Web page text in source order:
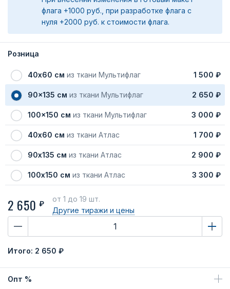
флага +1000 руб., при разработке флага с
нуля +2000 руб. к стоимости флага.
Розница
40х60 см из ткани Мультифлаг 1 500 ₽
90x135 см из ткани Мультифлаг 2 650 ₽
100x150 см из ткани Мультифлаг 3 000 ₽
40х60 см из ткани Атлас 1 700 ₽
90х135 см из ткани Атлас 2 900 ₽
100х150 см из ткани Атлас 3 300 ₽
2 650 ₽
от 1 до 19 шт.
Другие тиражи и цены
Итого: 2 650 ₽
Опт %